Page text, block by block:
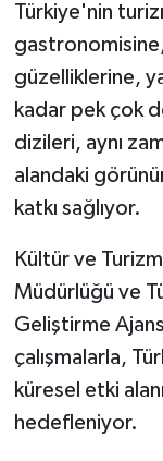
Türkiye'nin
güzelliklerine,
kadar pek çok
dizileri, aynı
alandaki
katkı sağlıyor.
Kültür ve Turizm
Müdürlüğü ve
Geliştirme
çalışmalarla,
küresel etki
hedefleniyor.